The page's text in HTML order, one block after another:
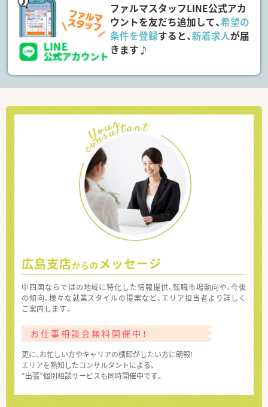
ファルマスタッフLINE公式アカ
ウントを友だち追加して、希望の
条件を登録すると、新着求人が届
きます♪
広島支店からの メッセージ
中四国ならではの地域に特化した情報提供、転職市場動向や、今後
の傾向、様々な就業スタイルの提案など、エリア担当者より詳しく
ご案内します。
お仕事相談会無料開催中！
更に、お忙しい方やキャリアの棚卸がしたい方に朗報!
エリアを熟知したコンサルタントによる、
“出張”個別相談サービスも同時開催中です。